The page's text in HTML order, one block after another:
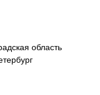
область